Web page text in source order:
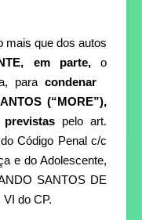
mais que dos autos
em parte,o
paracondenar
(“MORE”),
previstas pelo art.
Código Penal c/c
e do Adolescente,
SANTOS DE
do CP.